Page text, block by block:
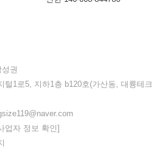
권
털1로5, 지하1층 b120호(가산동, 대륭테크
업자 정보 확인]